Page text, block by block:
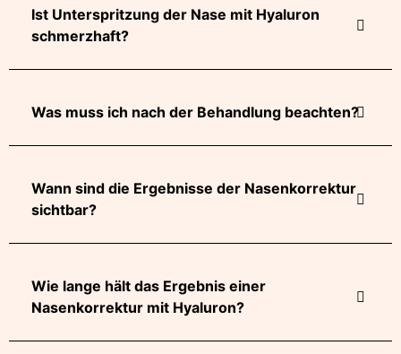
Ist Unterspritzung der Nase mit Hyaluron
schmerzhaft?
Was muss ich nach der Behandlung beachten?
Wann sind die Ergebnisse der Nasenkorrektur
sichtbar?
Wie lange hält das Ergebnis einer
Nasenkorrektur mit Hyaluron?